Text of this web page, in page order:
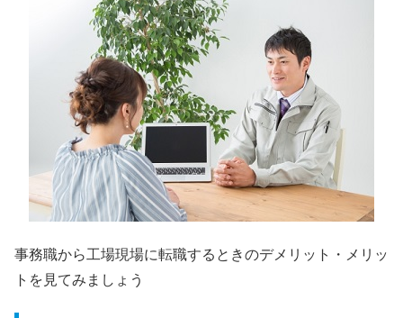
事務職から工場現場に転職するときのデメリット・メリッ
トを見てみましょう